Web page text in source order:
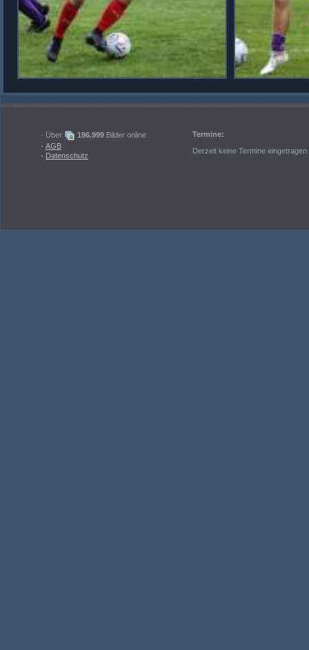
· Über 196.999 Bilder online
· AGB
· Datenschutz
Termine:
Derzeit keine Termine eingetragen